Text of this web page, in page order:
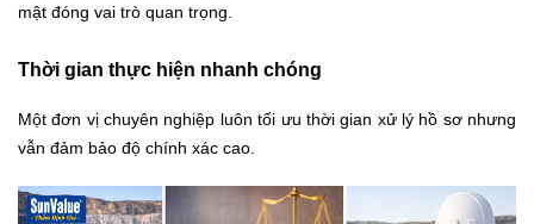
mật đóng vai trò quan trọng.
Thời gian thực hiện nhanh chóng
Một đơn vị chuyên nghiệp luôn tối ưu thời gian xử lý hồ sơ nhưng
vẫn đảm bảo độ chính xác cao.